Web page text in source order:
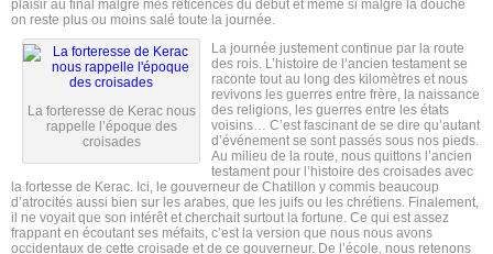
plaisir au final malgré mes réticences du début et même si malgré la douche
on reste plus ou moins salé toute la journée.
La forteresse de Kerac nous
rappelle l’époque des
croisades
La journée justement continue par la route
des rois. L’histoire de l’ancien testament se
raconte tout au long des kilomètres et nous
revivons les guerres entre frère, la naissance
des religions, les guerres entre les états
voisins… C’est fascinant de se dire qu’autant
d’événement se sont passés sous nos pieds.
Au milieu de la route, nous quittons l’ancien
testament pour l’histoire des croisades avec
la fortesse de Kerac. Ici, le gouverneur de Chatillon y commis beaucoup
d’atrocités aussi bien sur les arabes, que les juifs ou les chrétiens. Finalement,
il ne voyait que son intérêt et cherchait surtout la fortune. Ce qui est assez
frappant en écoutant ses méfaits, c’est la version que nous nous avons
occidentaux de cette croisade et de ce gouverneur. De l’école, nous retenons